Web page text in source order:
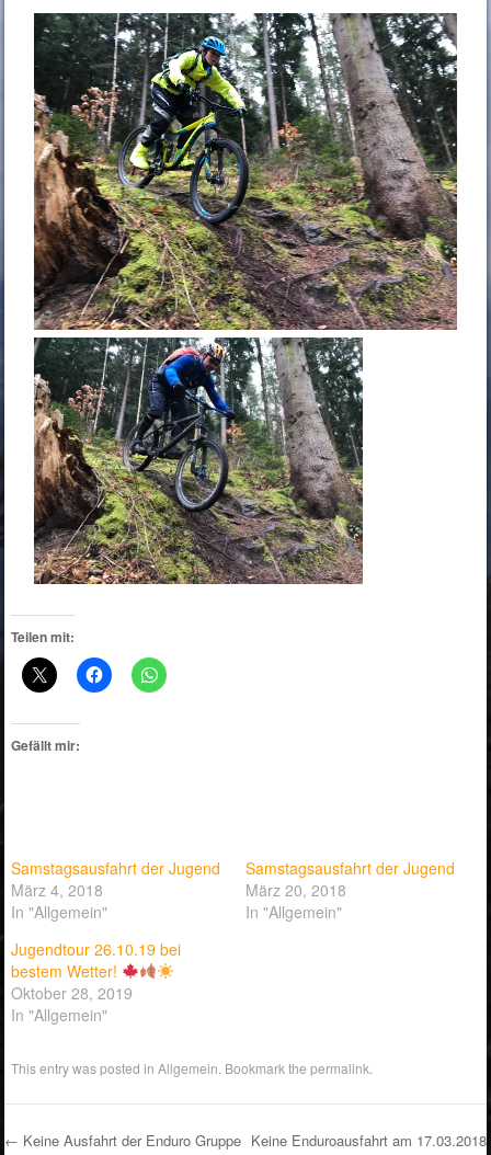
Teilen mit:
Gefällt mir:
Samstagsausfahrt der Jugend
März 4, 2018
In "Allgemein"
Samstagsausfahrt der Jugend
März 20, 2018
In "Allgemein"
Jugendtour 26.10.19 bei
bestem Wetter!
Oktober 28, 2019
In "Allgemein"
This entry was posted inAllgemein . Bookmark thepermalink
← Keine Ausfahrt der Enduro Gruppe Keine Enduroausfahrt am 17.03.2018